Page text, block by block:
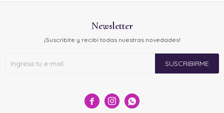
  
Newsletter
¡Suscribite y recibí todas nuestras novedades!
SUSCRIBIRME